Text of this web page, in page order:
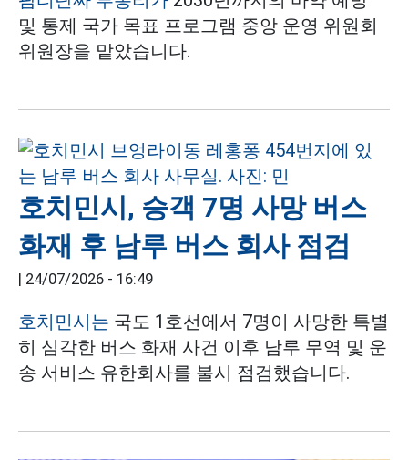
및 통제 국가 목표 프로그램 중앙 운영 위원회
위원장을 맡았습니다.
호치민시, 승객 7명 사망 버스
화재 후 남루 버스 회사 점검
| 24/07/2026 - 16:49
호치민시는 국도 1호선에서 7명이 사망한 특별
히 심각한 버스 화재 사건 이후 남루 무역 및 운
송 서비스 유한회사를 불시 점검했습니다.